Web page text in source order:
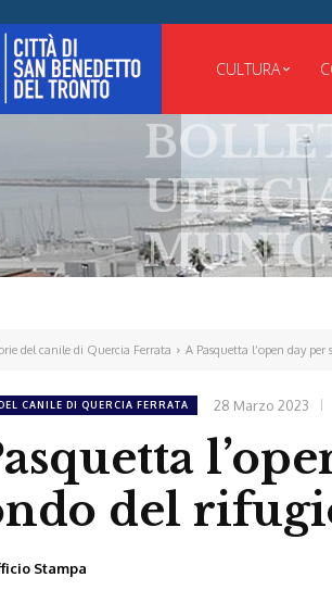
CULTURA
BOLLETTINO
del canile di Quercia Ferrata A Pasquetta l’open day
CANILE DI QUERCIA FERRATA 28 Marzo 2023
del
Stampa